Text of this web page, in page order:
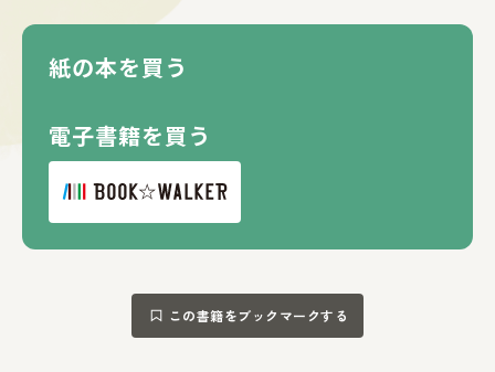
紙の本を買う
電子書籍を買う
この書籍をブックマークする